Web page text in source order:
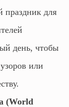
для
день, чтобы
или
(World